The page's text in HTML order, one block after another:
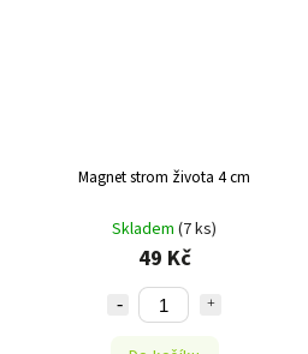
Magnet strom života 4 cm
Skladem (7 ks)
49 Kč